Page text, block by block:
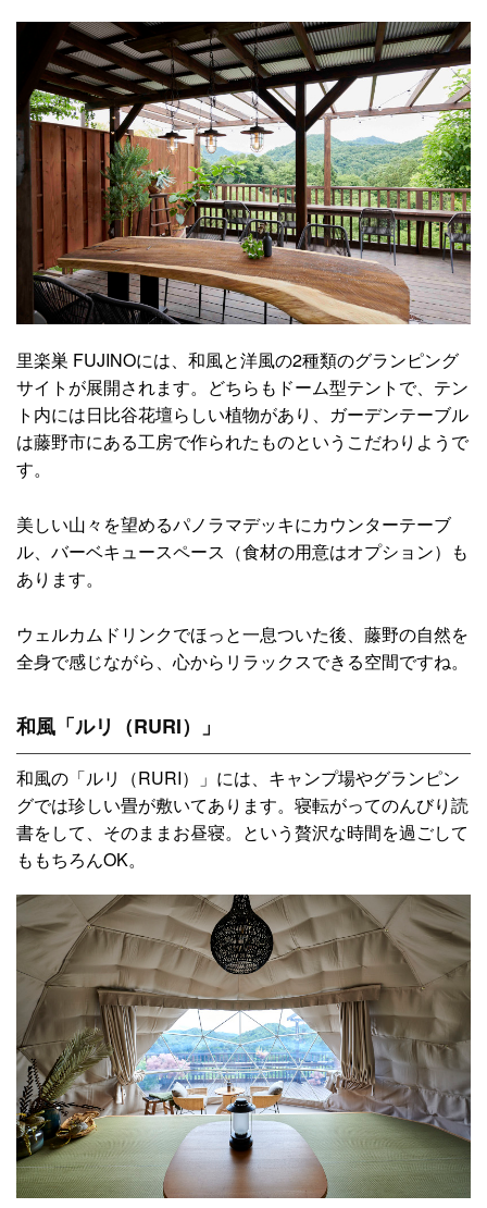
里楽巣 FUJINOには、和風と洋風の2種類のグランピング
サイトが展開されます。どちらもドーム型テントで、テン
ト内には日比谷花壇らしい植物があり、ガーデンテーブル
は藤野市にある工房で作られたものというこだわりようで
す。
美しい山々を望めるパノラマデッキにカウンターテーブ
ル、バーベキュースペース（食材の用意はオプション）も
あります。
ウェルカムドリンクでほっと一息ついた後、藤野の自然を
全身で感じながら、心からリラックスできる空間ですね。
和風「ルリ（RURI）」
和風の「ルリ（RURI）」には、キャンプ場やグランピン
グでは珍しい畳が敷いてあります。寝転がってのんびり読
書をして、そのままお昼寝。という贅沢な時間を過ごして
ももちろんOK。